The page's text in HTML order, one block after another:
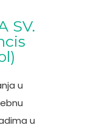
SV.
u
u